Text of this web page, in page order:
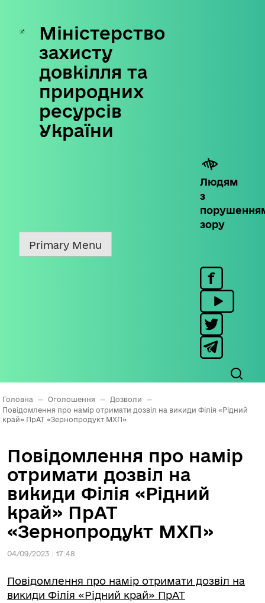
Skip
content
Міністерство
захисту
довкілля та
природних
ресурсів
України
Людям
з
зору
Primary Menu
Головна — Оголошення — Дозволи
—
Повідомлення про намір отримати дозвіл на викиди Філія «Рідний
край» ПрАТ «Зернопродукт МХП»
Повідомлення про намір
отримати дозвіл на
викиди Філія «Рідний
край» ПрАТ
«Зернопродукт МХП»
04/09/2023 : 17:48
Повідомлення про намір отримати дозвіл на
викиди Філія «Рідний край» ПрАТ